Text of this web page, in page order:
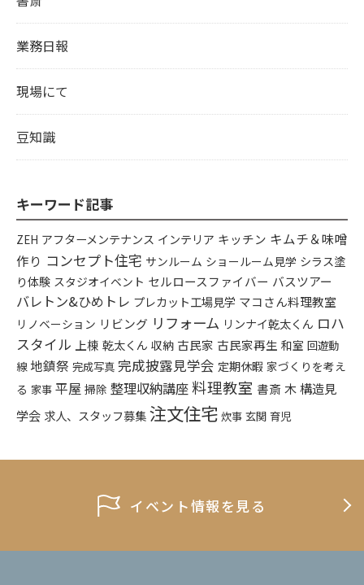
業務日報
現場にて
豆知識
キーワード記事
ZEH アフターメンテナンス インテリア キッチン キムチ＆味噌
作り コンセプト住宅 サンルーム ショールーム見学 シラス塗
り体験 スタジオイベント セルロースファイバー バスツアー
バレトン&ひめトレ プレカット工場見学 マコさん料理教室
リノベーション リビング リフォーム リンナイ乾太くん ロハ
スタイル 上棟 乾太くん 収納 古民家 古民家再生 和室 回遊動
線 地鎮祭 完成写真 完成披露見学会 定期休暇 家づくりを考え
る 家事 平屋 掃除 整理収納講座料理教室 書斎 木構造見
学会 求人、スタッフ募集注文住宅 炊事 玄関 育児
イベント情報を見る